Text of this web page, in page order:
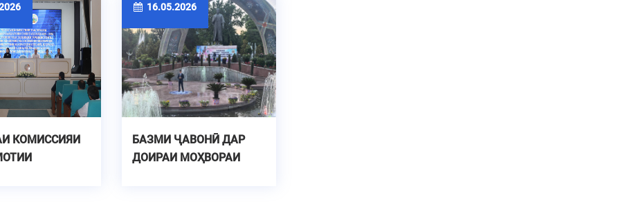
КОМИССИЯИ
16.05.2026
БАЗМИ ҶАВОНӢ ДАР
ДОИРАИ МОҲВОРАИ